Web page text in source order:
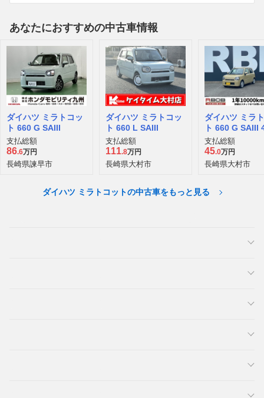
あなたにおすすめの中古車情報
ダイハツ ミラトコッ
ト 660 G SAIII
支払総額
86.6万円
長崎県諫早市
ダイハツ ミラトコッ
ト 660 L SAIII
支払総額
111.8万円
長崎県大村市
ダイハツ ミラ
ト 660 G SAIII
支払総額
45.0万円
長崎県大村市
ダイハツ ミラトコットの中古車をもっと見る